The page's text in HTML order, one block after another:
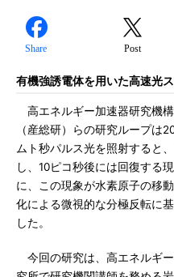
Share Post
有機強誘電体を用いた高速光
高エネルギー加速器研究機
（産総研）らの研究ループは
ムト秒パルス光を照射すると
し、10ピコ秒後には回復する
に、この現象が水素原子の移
化による微視的な分極反転に
した。
今回の研究は、高エネルギ